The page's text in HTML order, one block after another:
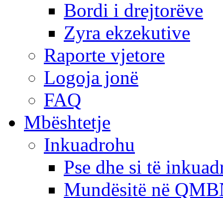
Bordi i drejtorëve
Zyra ekzekutive
Raporte vjetore
Logoja jonë
FAQ
Mbështetje
Inkuadrohu
Pse dhe si të
Mundësitë në